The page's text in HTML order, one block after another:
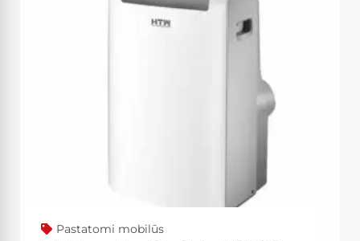
Pastatomi mobilūs